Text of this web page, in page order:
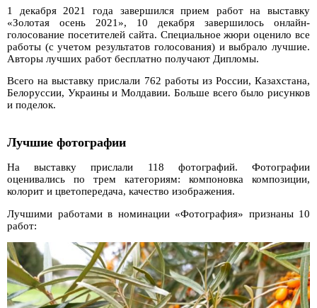
1 декабря 2021 года завершился прием работ на выставку
«Золотая осень 2021», 10 декабря завершилось онлайн-
голосование посетителей сайта. Специальное жюри оценило все
работы (с учетом результатов голосования) и выбрало лучшие.
Авторы лучших работ бесплатно получают Дипломы.
Всего на выставку прислали 762 работы из России, Казахстана,
Белоруссии, Украины и Молдавии. Больше всего было рисунков
и поделок.
Лучшие фотографии
На выставку прислали 118 фотографий. Фотографии
оценивались по трем категориям: компоновка композиции,
колорит и цветопередача, качество изображения.
Лучшими работами в номинации «Фотография» признаны 10
работ: